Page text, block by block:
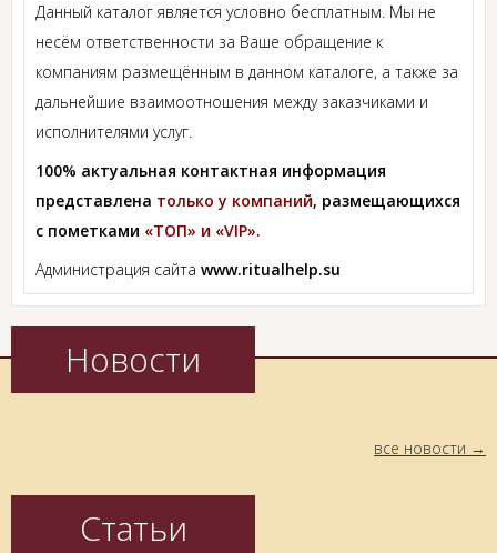
Данный каталог является условно бесплатным. Мы не
несём ответственности за Ваше обращение к
компаниям размещённым в данном каталоге, а также за
дальнейшие взаимоотношения между заказчиками и
исполнителями услуг.
100% актуальная контактная информация
представлена только у компаний, размещающихся
с пометками «ТОП» и «VIP».
Администрация сайта www.ritualhelp.su
Новости
все новости
Статьи